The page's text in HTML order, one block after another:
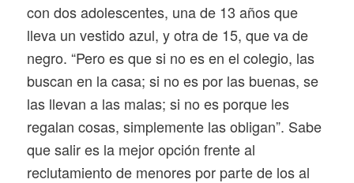
con dos adolescentes, una de 13 años que
lleva un vestido azul, y otra de 15, que va de
negro. “Pero es que si no es en el colegio, las
buscan en la casa; si no es por las buenas, se
las llevan a las malas; si no es porque les
regalan cosas, simplemente las obligan”. Sabe
que salir es la mejor opción frente al
reclutamiento de menores por parte de los al